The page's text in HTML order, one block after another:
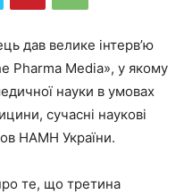
дав велике інтерв’ю
Pharma Media», у якому
науки в умовах
сучасні наукові
НАМН України.
те, що третина